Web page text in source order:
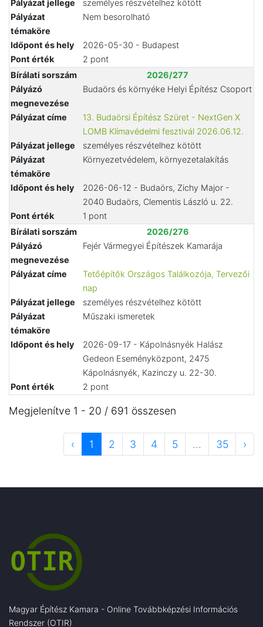
Pályázat jellege
személyes részvételhez kötött
Pályázat
témaköre
Nem besorolható
Időpont és hely
2026-05-30 - Budapest
Pont érték
2 pont
Bírálati sorszám
2026/277
Pályázó
megnevezése
Budaörs és környéke Helyi Építész Csoport
Pályázat címe
13. Budaörsi Építész Szüret - NextGen X
LOMB Klímavédelmi fesztivál 2026.06.12.
Pályázat jellege
személyes részvételhez kötött
Pályázat
témaköre
Környezetvédelem, környezetalakítás
Időpont és hely
2026-06-12 - Budaörs, Zichy Major -
2040 Budaörs, Clementis László u. 22.
Pont érték
1 pont
Bírálati sorszám
2026/276
Pályázó
megnevezése
Fejér Vármegyei Építészek Kamarája
Pályázat címe
Tetőépítők Országos Találkozója, Tervezői
nap
Pályázat jellege
személyes részvételhez kötött
Pályázat
témaköre
Műszaki ismeretek
Időpont és hely
2026-09-17 - Kápolnásnyék Halász
Gedeon Eseményközpont, 2475
Kápolnásnyék, Kazinczy u. 22-30.
Pont érték
2 pont
Megjelenítve 1 - 20 / 691 összesen
‹ 1 2 3 4 5 ... 35 ›
Magyar Építész Kamara - Online Továbbképzési Információs
Rendszer (OTIR)